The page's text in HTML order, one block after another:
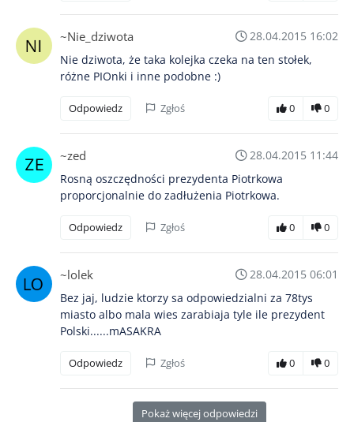
~Nie_dziwota
28.04.2015 16:02
Nie dziwota, że taka kolejka czeka na ten stołek,
różne PIOnki i inne podobne :)
Odpowiedz Zgłoś 0 0
~zed
28.04.2015 11:44
Rosną oszczędności prezydenta Piotrkowa
proporcjonalnie do zadłużenia Piotrkowa.
Odpowiedz Zgłoś 0 0
~lolek
28.04.2015 06:01
Bez jaj, ludzie ktorzy sa odpowiedzialni za 78tys
miasto albo mala wies zarabiaja tyle ile prezydent
Polski......mASAKRA
Odpowiedz Zgłoś 0 0
Pokaż więcej odpowiedzi